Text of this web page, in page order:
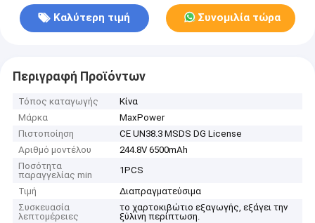
Καλύτερη τιμή Συνομιλία τώρα
Περιγραφή Προϊόντων
Τόπος καταγωγής
Κίνα
Μάρκα
MaxPower
Πιστοποίηση
CE UN38.3 MSDS DG License
Αριθμό μοντέλου
244.8V 6500mAh
Ποσότητα
παραγγελίας min
1PCS
Τιμή
Διαπραγματεύσιμα
Συσκευασία
λεπτομέρειες
το χαρτοκιβώτιο εξαγωγής, εξάγει την
ξύλινη περίπτωση.